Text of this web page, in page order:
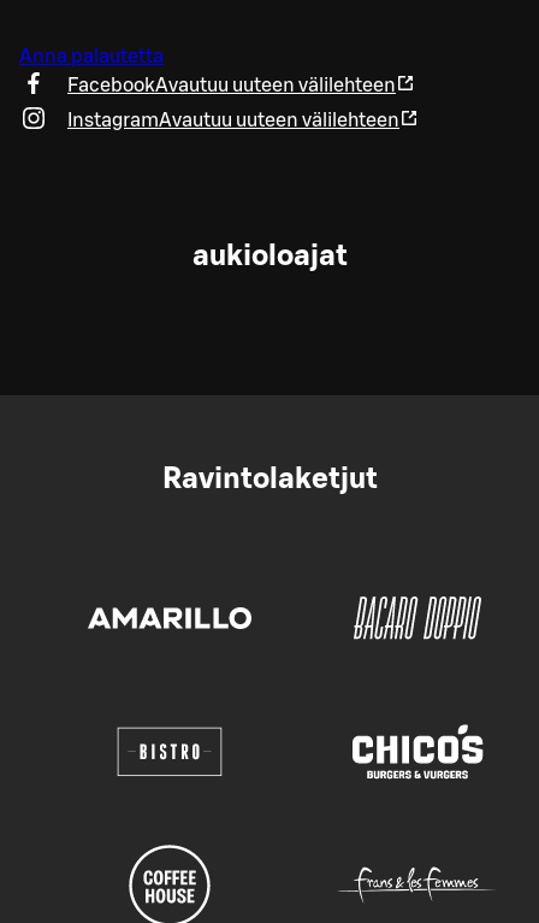
Anna palautetta
FacebookAvautuu uuteen välilehteen
InstagramAvautuu uuteen välilehteen
aukioloajat
Ravintolaketjut